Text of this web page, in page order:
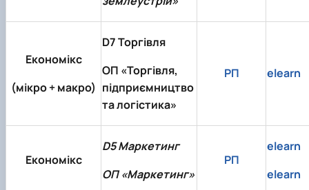
Економікс
(мікро + макро)
D7 Торгівля
ОП «Торгівля,
підприємництво
та логістика»
РП elearn
Економікс
D5 Маркетинг
ОП «Маркетинг»
РП
elearn
elearn